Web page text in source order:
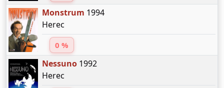
Monstrum 1994
Herec
0 %
Nessuno1992
Herec